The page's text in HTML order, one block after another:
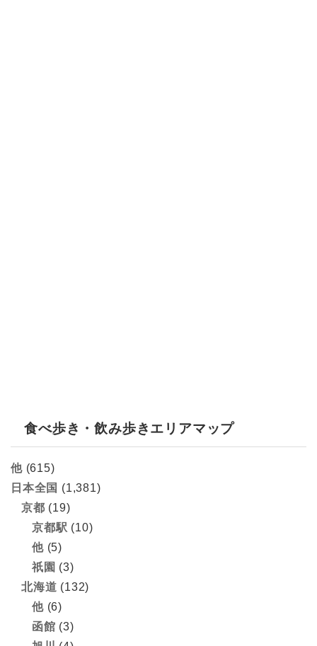
食べ歩き・飲み歩きエリアマップ
他(615)
日本全国 (1,381)
京都 (19)
京都駅 (10)
他(5)
祇園 (3)
北海道 (132)
他(6)
函館 (3)